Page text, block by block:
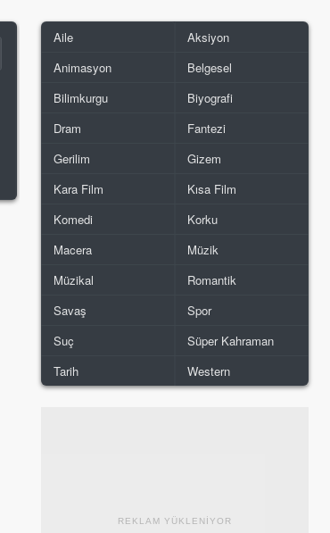
Aile
Aksiyon
Animasyon
Belgesel
Bilimkurgu
Biyografi
Dram
Fantezi
Gerilim
Gizem
Kara Film
Kısa Film
Komedi
Korku
Macera
Müzik
Müzikal
Romantik
Savaş
Spor
Suç
Süper Kahraman
Tarih
Western
REKLAM YÜKLENİYOR